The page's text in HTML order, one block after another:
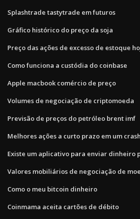
Splashtrade tastytrade em futuros
Gráfico histórico do preço da soja
Preço das ações de excesso de estoque
Como funciona a custódia do coinbase
Apple macbook comércio de preço
Volumes de negociação de criptomoeda
Previsão de preços do petróleo brent imf
Melhores ações a curto prazo em um
Existe um aplicativo para enviar dinheiro
Valores mobiliários de negociação de
Como o meu bitcoin dinheiro
Coinmama aceita cartões de débito